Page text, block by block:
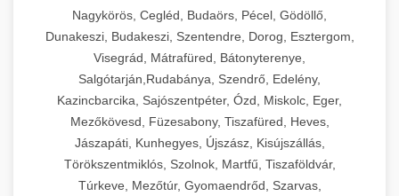
Nagykörös, Cegléd, Budaörs, Pécel, Gödöllő,
Dunakeszi, Budakeszi, Szentendre, Dorog, Esztergom,
Visegrád, Mátrafüred, Bátonyterenye,
Salgótarján,Rudabánya, Szendrő, Edelény,
Kazincbarcika, Sajószentpéter, Ózd, Miskolc, Eger,
Mezőkövesd, Füzesabony, Tiszafüred, Heves,
Jászapáti, Kunhegyes, Újszász, Kisújszállás,
Törökszentmiklós, Szolnok, Martfű, Tiszaföldvár,
Túrkeve, Mezőtúr, Gyomaendrőd, Szarvas,